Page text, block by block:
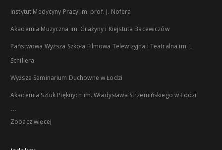
Instytut Medycyny Pracy im. prof. J. Nofera
Akademia Muzyczna im. Grażyny i Kiejstuta Bacewiczów
Państwowa Wyższa Szkoła Filmowa Telewizyjna i Teatralna im. L.
Schillera
Wyższe Seminarium Duchowne w Łodzi
Akademia Sztuk Pięknych im. Władysława Strzemińskiego w Łodzi
...
Zobacz więcej